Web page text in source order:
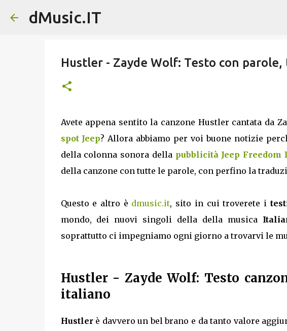
dMusic.IT
Hustler - Zayde Wolf: Testo con
Avete appena sentito la canzone Hustler cantata da
spot Jeep? Allora abbiamo per voi buone notizie
della colonna sonora della pubblicità Jeep Freedom
della canzone con tutte le parole, con perfino la
Questo e altro è dmusic.it, sito in cui troverete i
mondo, dei nuovi singoli della della musica
soprattutto ci impegniamo ogni giorno a trovarvi le
Hustler - Zayde Wolf: Testo
italiano
Hustler è davvero un bel brano e da tanto valore